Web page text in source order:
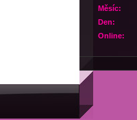
Online:
Měsíc:
Den: